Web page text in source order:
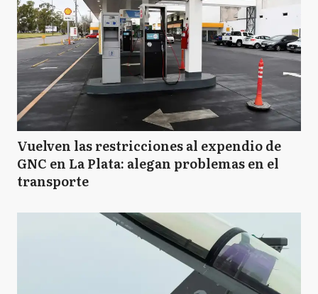
Vuelven las restricciones al expendio de
GNC en La Plata: alegan problemas en el
transporte